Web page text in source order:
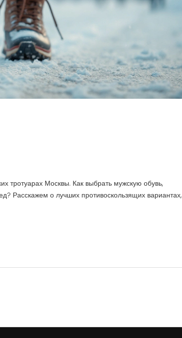
тротуарах Москвы. Как выбрать мужскую обувь,
Расскажем о лучших противоскользящих вариантах,